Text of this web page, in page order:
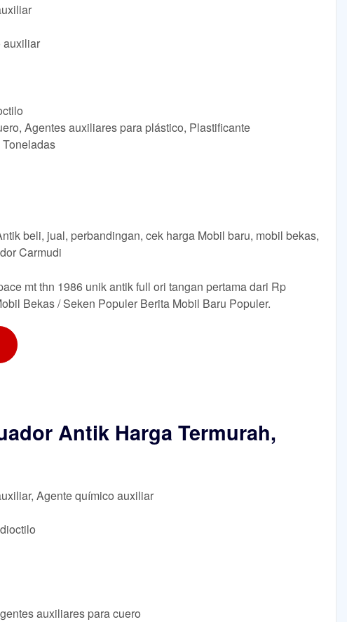
auxiliar
Agentes auxiliares para plástico, Plastificante
beli, jual, perbandingan, cek harga Mobil baru, mobil bekas,
Carmudi
mt thn 1986 unik antik full ori tangan pertama dari Rp
Bekas / Seken Populer Berita Mobil Baru Populer.
Antik Harga Termurah,
Agente químico auxiliar
auxiliares para cuero